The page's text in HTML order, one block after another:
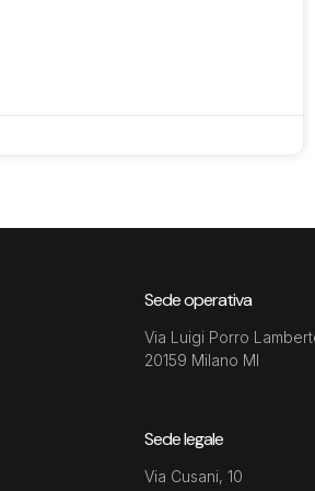
Sede operativa
Via Luigi Porro
20159 Milano MI
Sede legale
Via Cusani, 10